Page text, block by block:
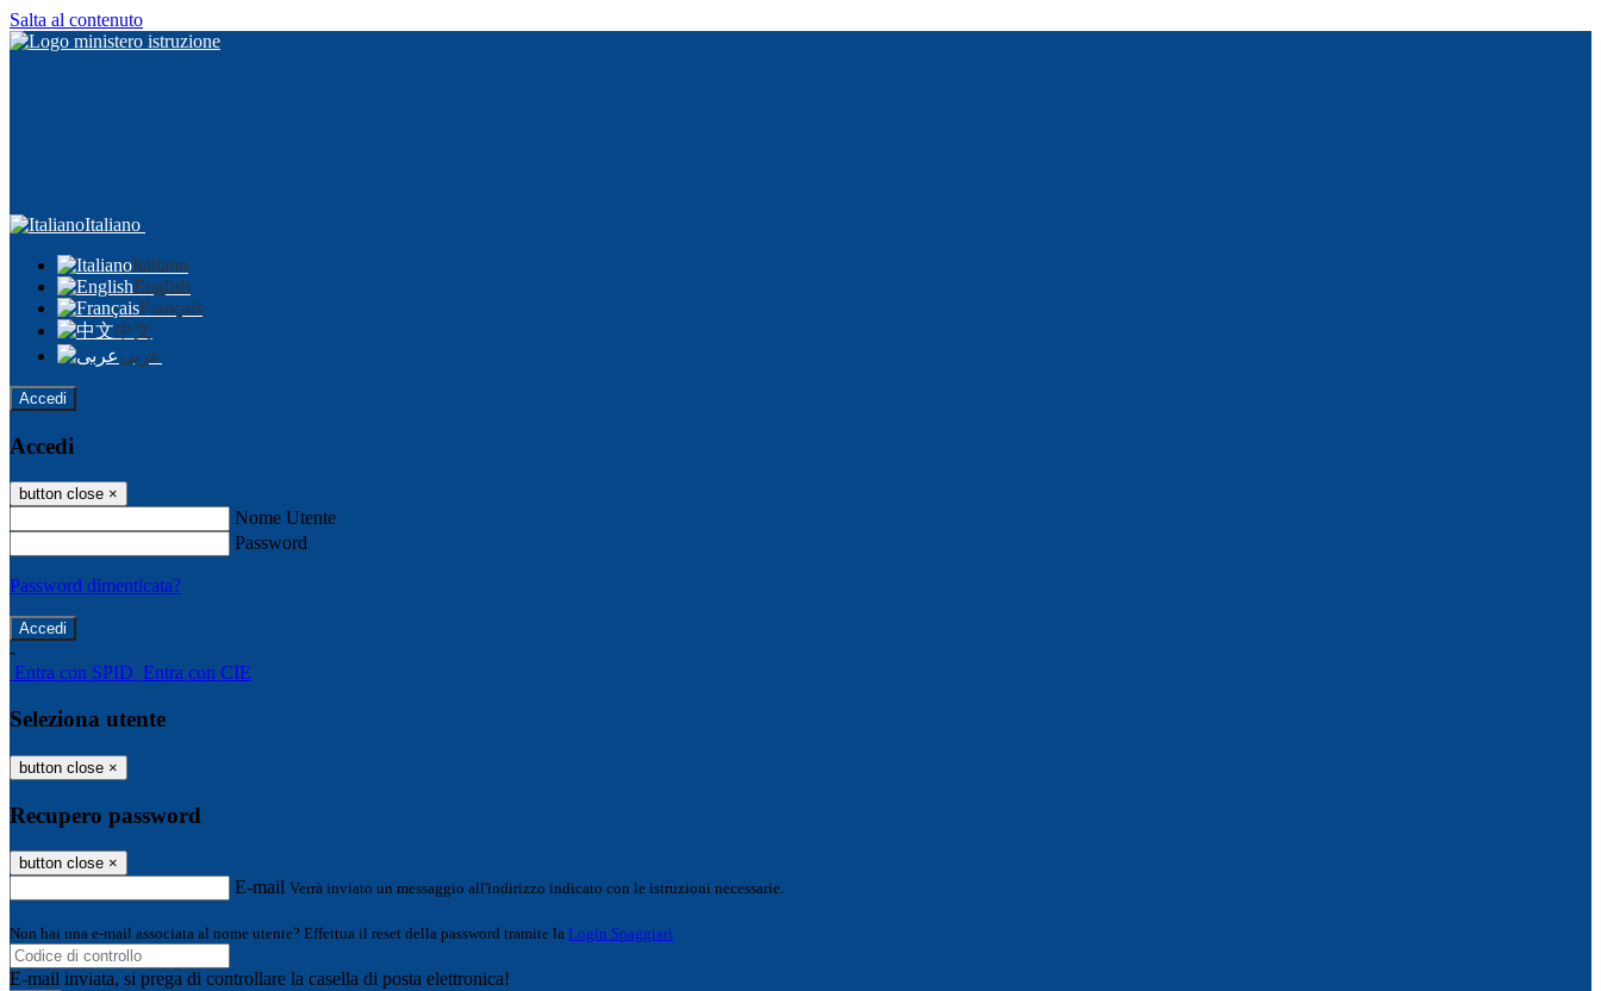
Salta al contenuto
Italiano
Italiano
English
Français
中文
عربى
Accedi
Accedi
button close ×
Nome Utente
Password
Password dimenticata?
-
Entra con SPID Entra con CIE
Seleziona utente
button close ×
Recupero password
button close ×
E-mail Verrà inviato un messaggio all'indirizzo indicato con le istruzioni necessarie.
Non hai una e-mail associata al nome utente? Effettua il reset della password tramite la Login Spaggiari
E-mail inviata, si prega di controllare la casella di posta elettronica!